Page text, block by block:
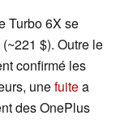
Turbo 6X se
$). Outre le
confirmé les
unefuitea
des OnePlus